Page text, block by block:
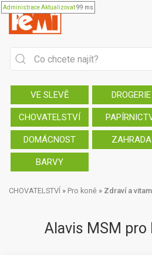
AdministraceAktualizovat99 ms
VE SLEVĚ DROGERIE
CHOVATELSTVÍ
DOMÁCNOST ZAHRADA
BARVY
CHOVATELSTVÍ » Pro koně » Zdraví a
Alavis MSM pro